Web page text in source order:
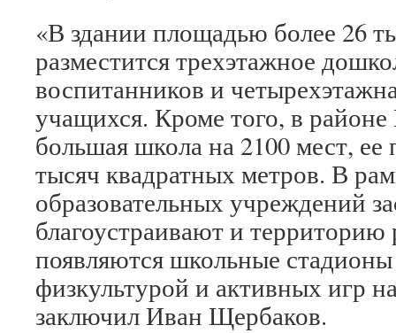
«В здании площадью более 26
разместится трехэтажное
воспитанников и
учащихся. Кроме того, в районе
большая школа на 2100 мест, ее
тысяч квадратных метров. В
образовательных учреждений
благоустраивают и
появляются школьные
физкультурой и активных игр
заключил Иван Щербаков.